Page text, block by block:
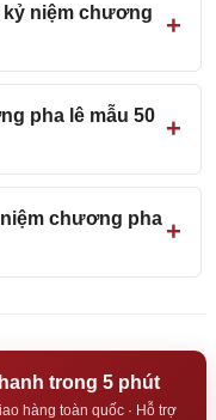
niệm chương
pha lê mẫu 50
chương pha
trong 5 phút
hàng toàn quốc · Hỗ trợ